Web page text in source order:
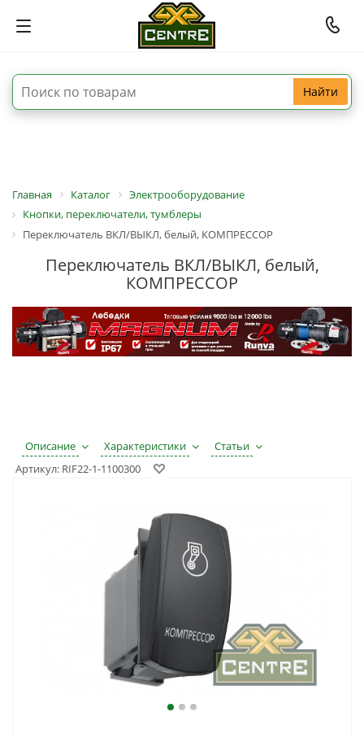
Найти
Главная Каталог
Электрооборудование
Кнопки, переключатели, тумблеры
Переключатель ВКЛ/ВЫКЛ, белый, КОМПРЕССОР
Переключатель ВКЛ/ВЫКЛ, белый,
КОМПРЕССОР
Описание Характеристики
Статьи
Артикул: RIF22-1-1100300